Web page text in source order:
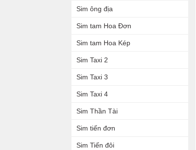
Sim ông địa
Sim tam Hoa Đơn
Sim tam Hoa Kép
Sim Taxi 2
Sim Taxi 3
Sim Taxi 4
Sim Thần Tài
Sim tiến đơn
Sim Tiến đôi